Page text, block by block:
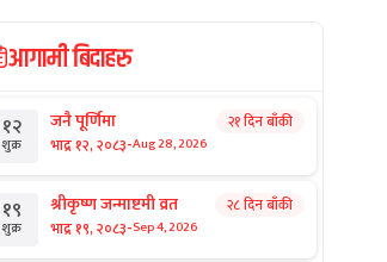
आगामी बिदाहरु
१२
शुक्र
जनै पूर्णिमा
भाद्र १२, २०८३-Aug 28, 2026
२१ दिन बाँकी
१९
शुक्र
श्रीकृष्ण जन्माष्टमी व्रत
भाद्र १९, २०८३-Sep 4, 2026
२८ दिन बाँकी